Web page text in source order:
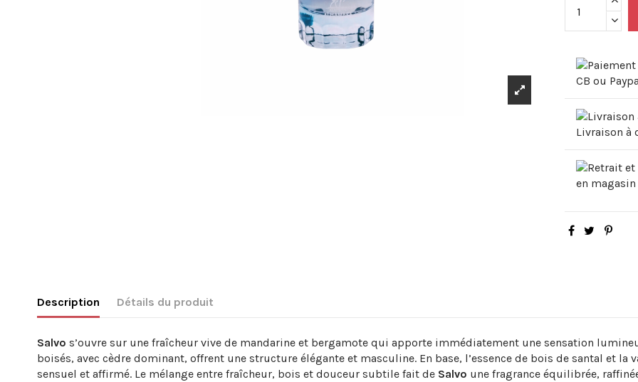
CB ou
Livraison à
en
Description Détails du produit
Salvo s’ouvre sur une fraîcheur vive de mandarine et bergamote qui apporte immédiatement une sensation
boisés, avec cèdre dominant, offrent une structure élégante et masculine. En base, l’essence de bois de santal et
sensuel et affirmé. Le mélange entre fraîcheur, bois et douceur subtile fait de Salvo une fragrance équilibrée,